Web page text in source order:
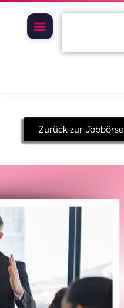
Zurück zur Jobbörse